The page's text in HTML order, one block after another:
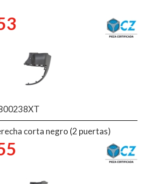
corta negro (2 puertas)